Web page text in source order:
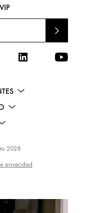
ENVI
AR
2026
privacidad